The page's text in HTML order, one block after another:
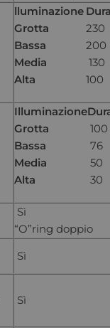
lluminazione
Grotta
230
Bassa
200
Media
130
Alta
100
Illuminazione
Grotta
100
Bassa
76
Media
50
Alta
30
Sì
“O”ring doppio
Sì
Sì